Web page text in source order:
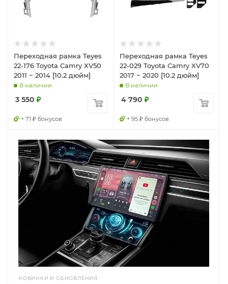
Переходная рамка Teyes
22-176 Toyota Camry XV50
2011 ~ 2014 [10.2 дюйм]
В наличии
3 550 ₽
+ 71 ₽ бонусов
Переходная рамка Teyes
22-029 Toyota Camry XV70
2017 ~ 2020 [10.2 дюйм]
В наличии
4 790 ₽
+ 95 ₽ бонусов
НОВИНКИ И ОБНОВЛЕНИЯ